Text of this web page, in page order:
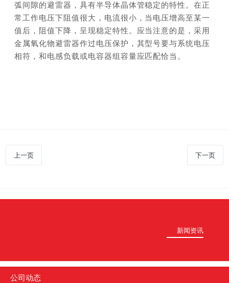
弧间隙的避雷器，具有半导体晶体管稳定的特性。在正
常工作电压下阻值很大，电流很小，当电压增高至某一
值后，阻值下降，呈现稳定特性。应当注意的是，采用
金属氧化物避雷器作过电压保护，其型号要与系统电压
相符，和电感负载或电容器组容量应匹配恰当。
上一页 下一页
新闻资讯
公司动态